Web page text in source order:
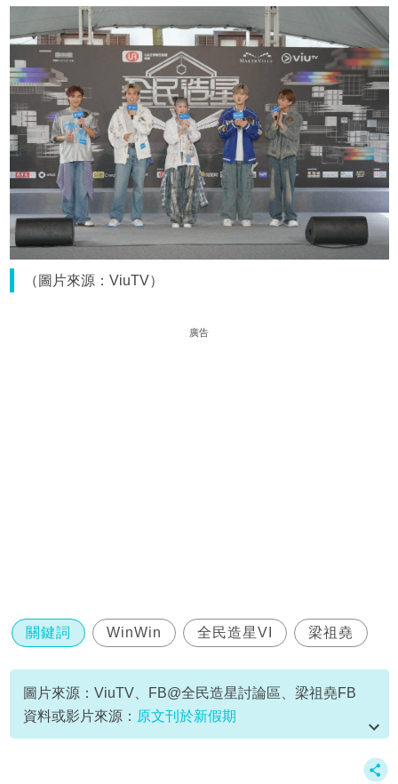
（圖片來源：ViuTV）
廣告
關鍵詞 WinWin 全民造星VI 梁祖堯
圖片來源：ViuTV、FB@全民造星討論區、梁祖堯FB
資料或影片來源： 原文刊於新假期